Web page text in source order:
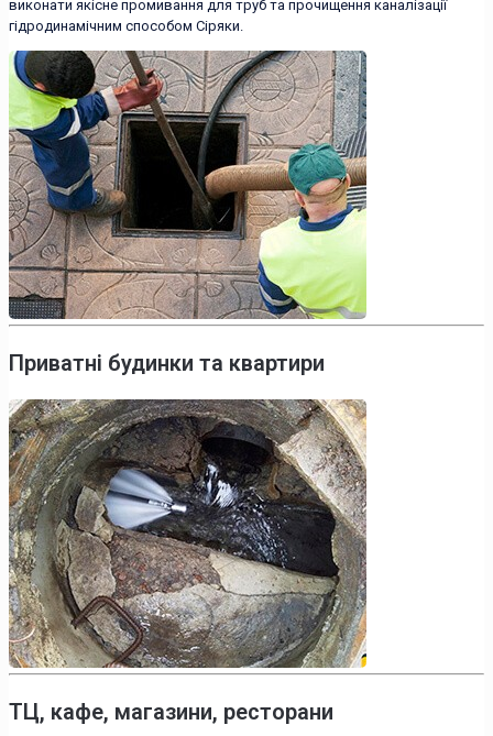
виконати якісне промивання для труб та прочищення каналізації
гідродинамічним способом Сіряки.
Приватні будинки та квартири
ТЦ, кафе, магазини, ресторани